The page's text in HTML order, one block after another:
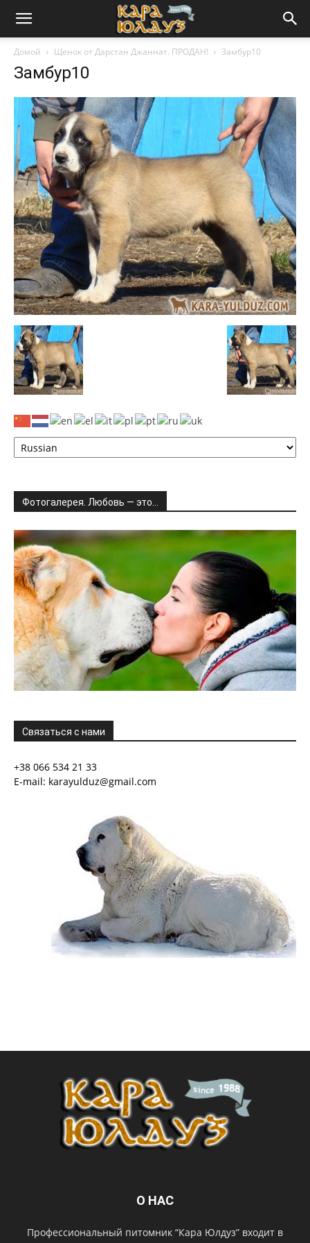
Домой Щенок от Дарстан Джаннат. ПРОДАН! Замбур10
Замбур10
Фотогалерея. Любовь — это…
Связаться с нами
+38 066 534 21 33
E-mail: karayulduz@gmail.com
О НАС
Профессиональный питомник “Кара Юлдуз” входит в